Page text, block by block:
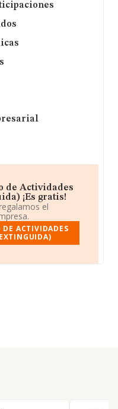
de Actividades
¡Es gratis!
el
ACTIVIDADES